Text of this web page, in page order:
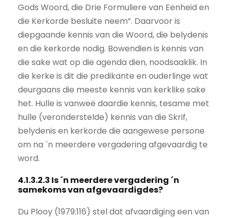
Gods Woord, die Drie Formuliere van Eenheid en
die Kerkorde besluite neem”. Daarvoor is
diepgaande kennis van die Woord, die belydenis
en die kerkorde nodig. Bowendien is kennis van
die sake wat op die agenda dien, noodsaaklik. In
die kerke is dit die predikante en ouderlinge wat
deurgaans die meeste kennis van kerklike sake
het. Hulle is vanweë daardie kennis, tesame met
hulle (veronderstelde) kennis van die Skrif,
belydenis en kerkorde die aangewese persone
om na ´n meerdere vergadering afgevaardig te
word.
4.1.3.2.3 Is ´n meerdere vergadering ´n
samekoms van afgevaardigdes?
Du Plooy (1979:116) stel dat afvaardiging een van